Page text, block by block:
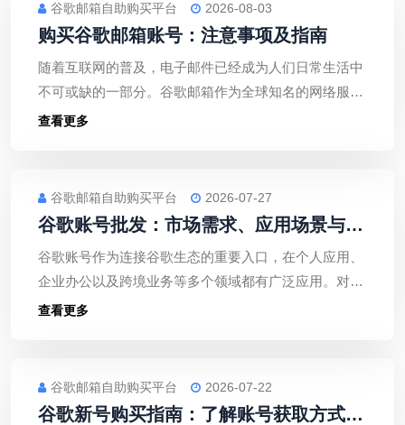
谷歌邮箱自助购买平台 2026-08-03
购买谷歌邮箱账号：注意事项及指南
随着互联网的普及，电子邮件已经成为人们日常生活中
不可或缺的一部分。谷歌邮箱作为全球知名的网络服务
之一，凭借其强大的功能和稳定的性能，深受广大用户
查看更多
谷歌邮箱自助购买平台 2026-07-27
谷歌账号批发：市场需求、应用场景与账
号安全管理指南
谷歌账号作为连接谷歌生态的重要入口，在个人应用、
企业办公以及跨境业务等多个领域都有广泛应用。对于
有相关需求的用户来说，除了关注账号获取方式，更应
查看更多
谷歌邮箱自助购买平台 2026-07-22
谷歌新号购买指南：了解账号获取方式、